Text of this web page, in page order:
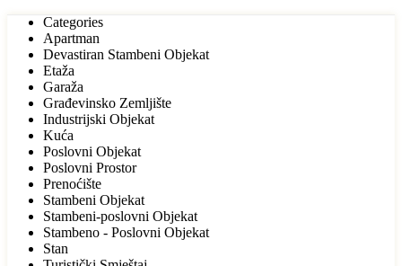
Categories
Apartman
Devastiran Stambeni Objekat
Etaža
Garaža
Građevinsko Zemljište
Industrijski Objekat
Kuća
Poslovni Objekat
Poslovni Prostor
Prenoćište
Stambeni Objekat
Stambeni-poslovni Objekat
Stambeno - Poslovni Objekat
Stan